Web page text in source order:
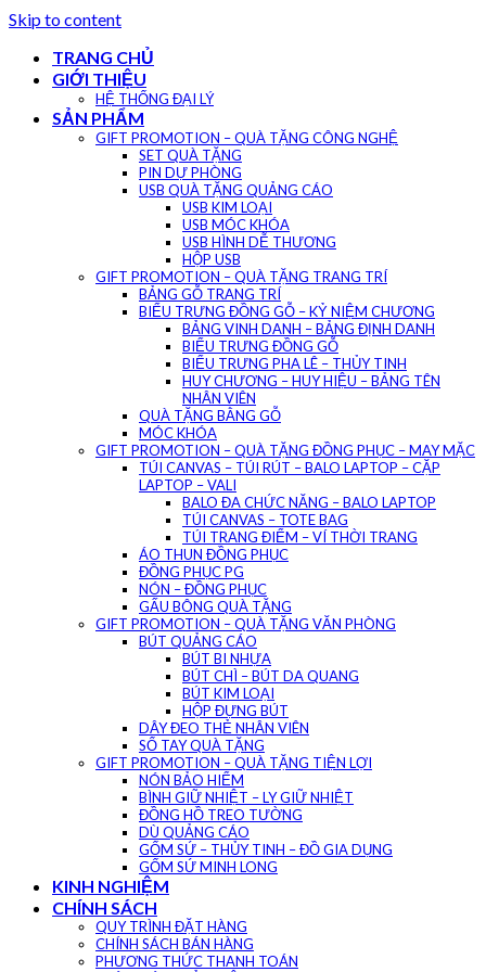
Skip to content
TRANG CHỦ
GIỚI THIỆU
HỆ THỐNG ĐẠI LÝ
SẢN PHẨM
GIFT PROMOTION – QUÀ TẶNG CÔNG NGHỆ
SET QUÀ TẶNG
PIN DỰ PHÒNG
USB QUÀ TẶNG QUẢNG CÁO
USB KIM LOẠI
USB MÓC KHÓA
USB HÌNH DỄ THƯƠNG
HỘP USB
GIFT PROMOTION – QUÀ TẶNG TRANG TRÍ
BẢNG GỖ TRANG TRÍ
BIỂU TRƯNG ĐỒNG GỖ – KỶ NIỆM CHƯƠNG
BẢNG VINH DANH – BẢNG ĐỊNH DANH
BIỂU TRƯNG ĐỒNG GỖ
BIỂU TRƯNG PHA LÊ – THỦY TINH
HUY CHƯƠNG – HUY HIỆU – BẢNG TÊN
NHÂN VIÊN
QUÀ TẶNG BẰNG GỖ
MÓC KHÓA
GIFT PROMOTION – QUÀ TẶNG ĐỒNG PHỤC – MAY MẶC
TÚI CANVAS – TÚI RÚT – BALO LAPTOP – CẶP
LAPTOP – VALI
BALO ĐA CHỨC NĂNG – BALO LAPTOP
TÚI CANVAS – TOTE BAG
TÚI TRANG ĐIỂM – VÍ THỜI TRANG
ÁO THUN ĐỒNG PHỤC
ĐỒNG PHỤC PG
NÓN – ĐỒNG PHỤC
GẤU BÔNG QUÀ TẶNG
GIFT PROMOTION – QUÀ TẶNG VĂN PHÒNG
BÚT QUẢNG CÁO
BÚT BI NHỰA
BÚT CHÌ – BÚT DA QUANG
BÚT KIM LOẠI
HỘP ĐỰNG BÚT
DÂY ĐEO THẺ NHÂN VIÊN
SỔ TAY QUÀ TẶNG
GIFT PROMOTION – QUÀ TẶNG TIỆN LỢI
NÓN BẢO HIỂM
BÌNH GIỮ NHIỆT – LY GIỮ NHIỆT
ĐỒNG HỒ TREO TƯỜNG
DÙ QUẢNG CÁO
GỐM SỨ – THỦY TINH – ĐỒ GIA DỤNG
GỐM SỨ MINH LONG
KINH NGHIỆM
CHÍNH SÁCH
QUY TRÌNH ĐẶT HÀNG
CHÍNH SÁCH BÁN HÀNG
PHƯƠNG THỨC THANH TOÁN